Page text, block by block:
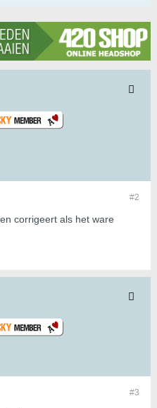
#2
corrigeert als het ware
#3